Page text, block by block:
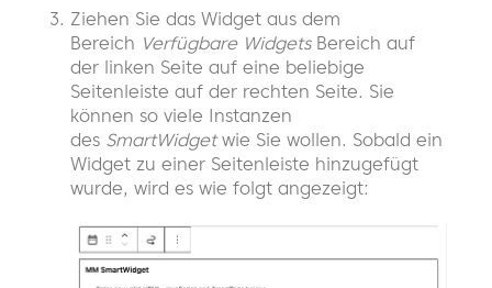
Ziehen Sie das Widget aus dem
Bereich Verfügbare WidgetsBereich auf
der linken Seite auf eine beliebige
Seitenleiste auf der rechten Seite. Sie
können so viele Instanzen
des SmartWidgetwie Sie wollen. Sobald ein
Widget zu einer Seitenleiste hinzugefügt
wurde, wird es wie folgt angezeigt: